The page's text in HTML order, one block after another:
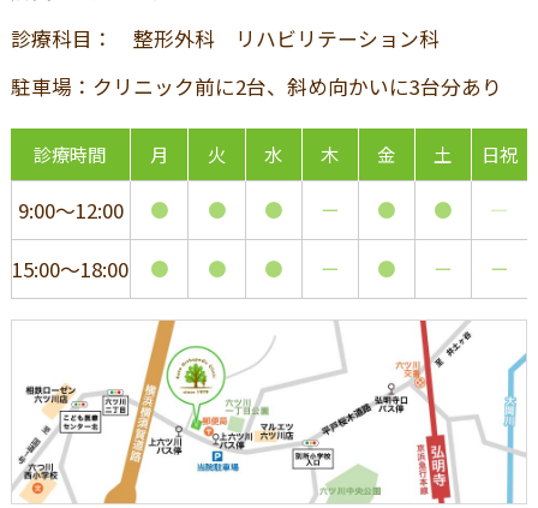
診療科目： 整形外科 リハビリテーション科
駐車場：クリニック前に2台、斜め向かいに3台分あり
診療時間 月 火 水 木 金 土 日祝
9:00～12:00 ● ● ● ー ● ● ―
15:00～18:00 ● ● ● ー ● ー ー